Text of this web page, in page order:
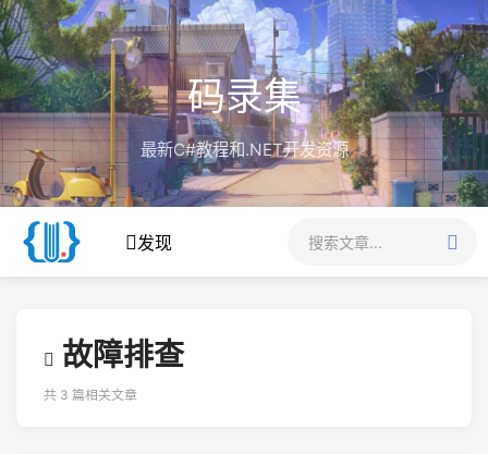
码录集
最新C#教程和.NET开发资源
发现
故障排查
共 3 篇相关文章